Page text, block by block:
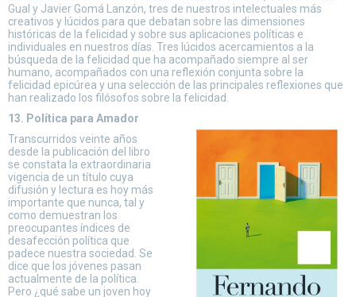
Gual y Javier Gomá Lanzón, tres de nuestros intelectuales más
creativos y lúcidos para que debatan sobre las dimensiones
históricas de la felicidad y sobre sus aplicaciones políticas e
individuales en nuestros días. Tres lúcidos acercamientos a la
búsqueda de la felicidad que ha acompañado siempre al ser
humano, acompañados con una reflexión conjunta sobre la
felicidad epicúrea y una selección de las principales reflexiones que
han realizado los filósofos sobre la felicidad.
13. Política para Amador
Transcurridos veinte años
desde la publicación del libro
se constata la extraordinaria
vigencia de un título cuya
difusión y lectura es hoy más
importante que nunca, tal y
como demuestran los
preocupantes índices de
desafección política que
padece nuestra sociedad. Se
dice que los jóvenes pasan
actualmente de la política.
Pero ¿qué sabe un joven hoy